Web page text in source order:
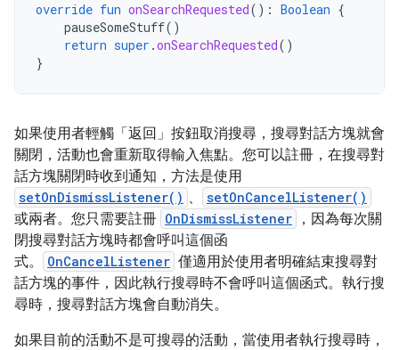
override fun onSearchRequested(): Boolean {
pauseSomeStuff()
return super .onSearchRequested()
}
如果使用者輕觸「返回」按鈕取消搜尋，搜尋對話方塊就會
關閉，活動也會重新取得輸入焦點。您可以註冊，在搜尋對
話方塊關閉時收到通知，方法是使用
setOnDismissListener() 、 setOnCancelListener()
或兩者。您只需要註冊 OnDismissListener
，因為每次關
閉搜尋對話方塊時都會呼叫這個函
式。
OnCancelListener 僅適用於使用者明確結束搜尋對
話方塊的事件，因此執行搜尋時不會呼叫這個函式。執行搜
尋時，搜尋對話方塊會自動消失。
如果目前的活動不是可搜尋的活動，當使用者執行搜尋時，